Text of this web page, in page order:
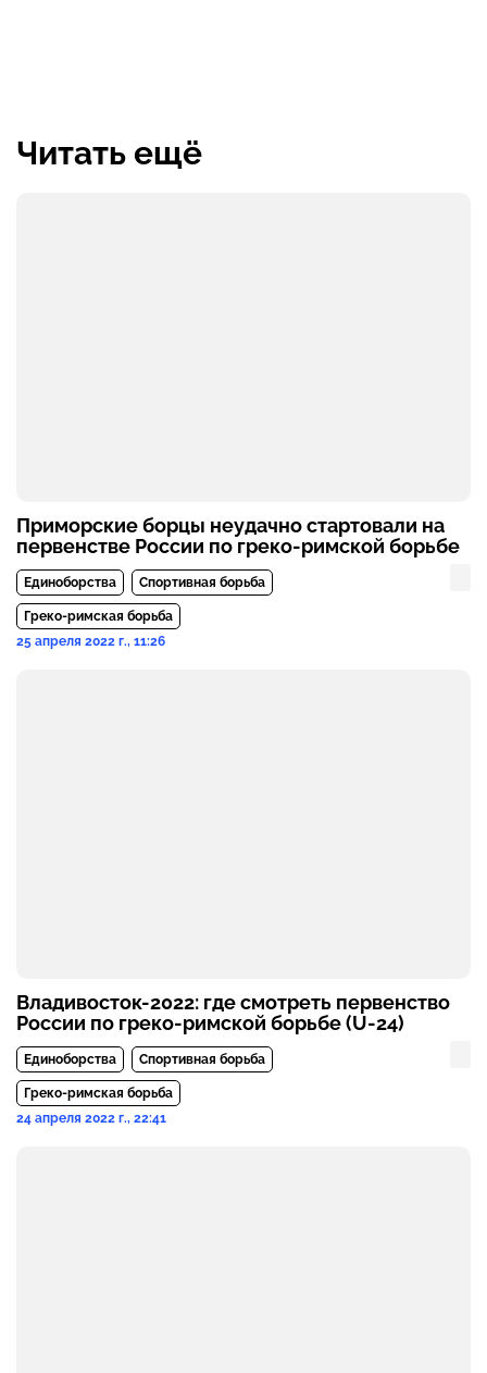
Читать ещё
Приморские борцы неудачно стартовали на
первенстве России по греко-римской борьбе
Единоборства Спортивная борьба
Греко-римская борьба
25 апреля 2022 г., 11:26
Владивосток-2022: где смотреть первенство
России по греко-римской борьбе (U-24)
Единоборства Спортивная борьба
Греко-римская борьба
24 апреля 2022 г., 22:41